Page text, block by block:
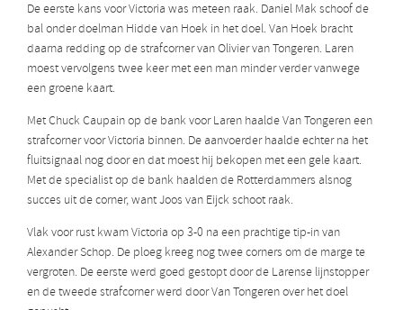
De eerste kans voor Victoria was meteen raak. Daniel Mak schoof de
bal onder doelman Hidde van Hoek in het doel. Van Hoek bracht
daarna redding op de strafcorner van Olivier van Tongeren. Laren
moest vervolgens twee keer met een man minder verder vanwege
een groene kaart.
Met Chuck Caupain op de bank voor Laren haalde Van Tongeren een
strafcorner voor Victoria binnen. De aanvoerder haalde echter na het
fluitsignaal nog door en dat moest hij bekopen met een gele kaart.
Met de specialist op de bank haalden de Rotterdammers alsnog
succes uit de corner, want Joos van Eijck schoot raak.
Vlak voor rust kwam Victoria op 3-0 na een prachtige tip-in van
Alexander Schop. De ploeg kreeg nog twee corners om de marge te
vergroten. De eerste werd goed gestopt door de Larense lijnstopper
en de tweede strafcorner werd door Van Tongeren over het doel